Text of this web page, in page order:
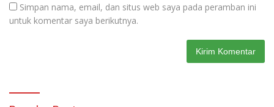
Simpan nama, email, dan situs web saya pada peramban ini
untuk komentar saya berikutnya.